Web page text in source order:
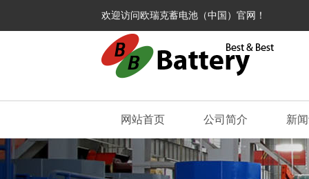
欢迎访问欧瑞克蓄电池（中国）官网！
网站首页 公司简介 新